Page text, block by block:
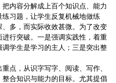
内容分解成上百个知识点、能力
习题，让学生反复机械地做练
多，而实际收效甚微。为了改变
行突破。一是强调实践性，着重
学生是学习的主人；三是突出整
，从识字写字、阅读、写作、
合知识与能力的目标。尤其提倡